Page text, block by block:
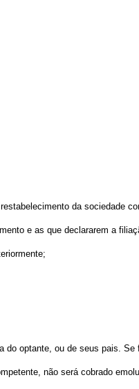
da sociedade
e as que declararem a
optante, ou de seus pais.
não será cobrado